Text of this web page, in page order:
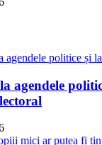
agendele